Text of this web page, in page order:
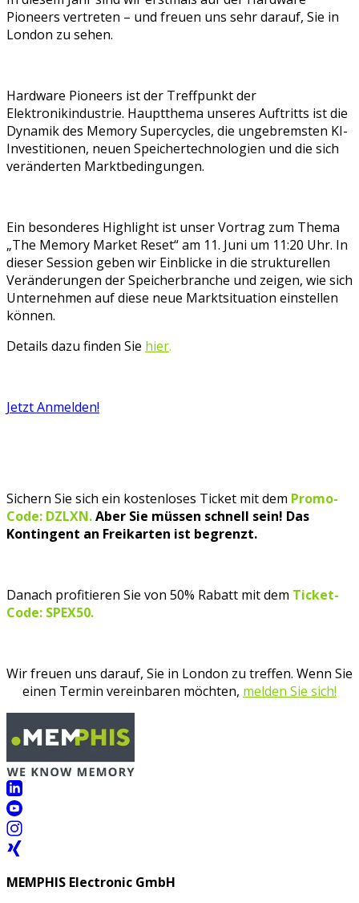
Pioneers vertreten – und freuen uns sehr darauf, Sie in
London zu sehen.
Hardware Pioneers ist der Treffpunkt der
Elektronikindustrie. Hauptthema unseres Auftritts ist die
Dynamik des Memory Supercycles, die ungebremsten KI-
Investitionen, neuen Speichertechnologien und die sich
veränderten Marktbedingungen.
Ein besonderes Highlight ist unser Vortrag zum Thema
„The Memory Market Reset“ am 11. Juni um 11:20 Uhr. In
dieser Session geben wir Einblicke in die strukturellen
Veränderungen der Speicherbranche und zeigen, wie sich
Unternehmen auf diese neue Marktsituation einstellen
können.
Details dazu finden Sie hier.
Jetzt Anmelden!
Sichern Sie sich ein kostenloses Ticket mit dem Promo-
Code: DZLXN.Aber Sie müssen schnell sein! Das
Kontingent an Freikarten ist begrenzt.
Danach profitieren Sie von 50% Rabatt mit dem Ticket-
Code: SPEX50.
Wir freuen uns darauf, Sie in London zu treffen. Wenn Sie
einen Termin vereinbaren möchten, melden Sie sich!
MEMPHIS Electronic GmbH